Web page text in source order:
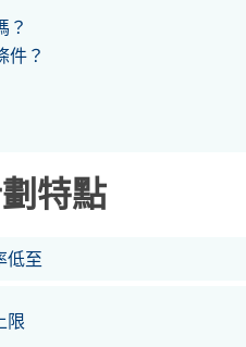
？
件？
特點
低至
限